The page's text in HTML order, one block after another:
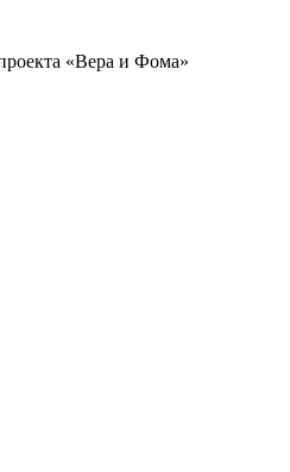
«Вера и Фома»